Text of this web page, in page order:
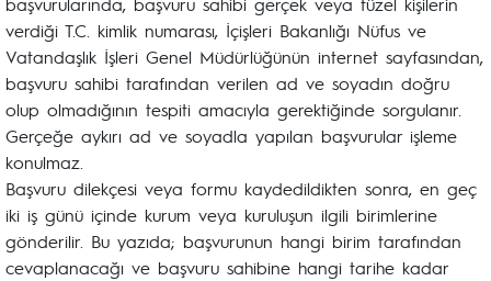
verdiği T.C. kimlik numarası, İçişleri Bakanlığı Nüfus ve
Vatandaşlık İşleri Genel Müdürlüğünün internet sayfasından,
başvuru sahibi tarafından verilen ad ve soyadın doğru
olup olmadığının tespiti amacıyla gerektiğinde sorgulanır.
Gerçeğe aykırı ad ve soyadla yapılan başvurular işleme
konulmaz.
Başvuru dilekçesi veya formu kaydedildikten sonra, en geç
iki iş günü içinde kurum veya kuruluşun ilgili birimlerine
gönderilir. Bu yazıda; başvurunun hangi birim tarafından
cevaplanacağı ve başvuru sahibine hangi tarihe kadar